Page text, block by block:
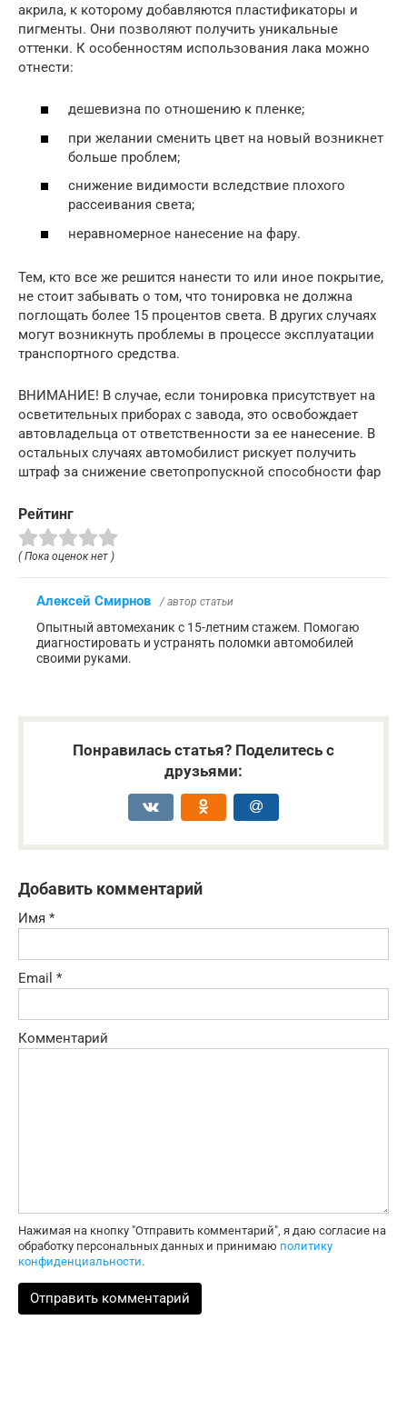
акрила, к которому добавляются пластификаторы и
пигменты. Они позволяют получить уникальные
оттенки. К особенностям использования лака можно
отнести:
дешевизна по отношению к пленке;
при желании сменить цвет на новый возникнет
больше проблем;
снижение видимости вследствие плохого
рассеивания света;
неравномерное нанесение на фару.
Тем, кто все же решится нанести то или иное покрытие,
не стоит забывать о том, что тонировка не должна
поглощать более 15 процентов света. В других случаях
могут возникнуть проблемы в процессе эксплуатации
транспортного средства.
ВНИМАНИЕ! В случае, если тонировка присутствует на
осветительных приборах с завода, это освобождает
автовладельца от ответственности за ее нанесение. В
остальных случаях автомобилист рискует получить
штраф за снижение светопропускной способности фар
Рейтинг
( Пока оценок нет )
Алексей Смирнов / автор статьи
Опытный автомеханик с 15-летним стажем. Помогаю
диагностировать и устранять поломки автомобилей
своими руками.
Понравилась статья? Поделитесь с
друзьями:
Добавить комментарий
Имя *
Email *
Комментарий
Нажимая на кнопку "Отправить комментарий", я даю согласие на
обработку персональных данных и принимаю политику
конфиденциальности.